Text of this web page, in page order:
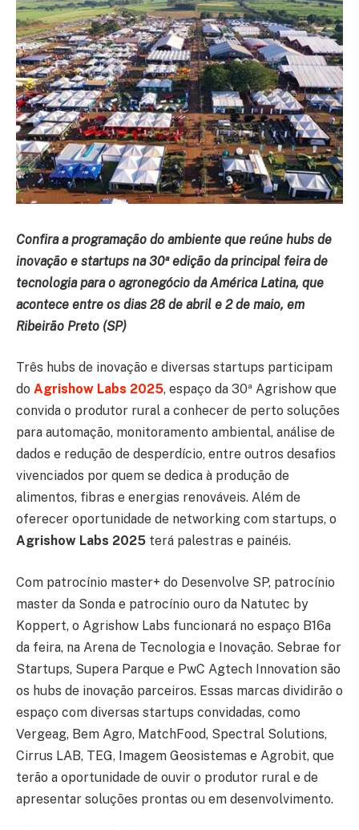
Confira a programação do ambiente que reúne hubs de
inovação e startups na 30ª edição da principal feira de
tecnologia para o agronegócio da América Latina, que
acontece entre os dias 28 de abril e 2 de maio, em
Ribeirão Preto (SP)
Três hubs de inovação e diversas startups participam
do Agrishow Labs 2025, espaço da 30ª Agrishow que
convida o produtor rural a conhecer de perto soluções
para automação, monitoramento ambiental, análise de
dados e redução de desperdício, entre outros desafios
vivenciados por quem se dedica à produção de
alimentos, fibras e energias renováveis. Além de
oferecer oportunidade de networking com startups, o
Agrishow Labs 2025 terá palestras e painéis.
Com patrocínio master+ do Desenvolve SP, patrocínio
master da Sonda e patrocínio ouro da Natutec by
Koppert, o Agrishow Labs funcionará no espaço B16a
da feira, na Arena de Tecnologia e Inovação. Sebrae for
Startups, Supera Parque e PwC Agtech Innovation são
os hubs de inovação parceiros. Essas marcas dividirão o
espaço com diversas startups convidadas, como
Vergeag, Bem Agro, MatchFood, Spectral Solutions,
Cirrus LAB, TEG, Imagem Geosistemas e Agrobit, que
terão a oportunidade de ouvir o produtor rural e de
apresentar soluções prontas ou em desenvolvimento.